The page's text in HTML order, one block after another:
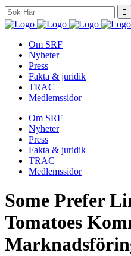
Search
for:
Om SRF
Nyheter
Press
Fakta & juridik
TRAC
Medlemssidor
Om SRF
Nyheter
Press
Fakta & juridik
TRAC
Medlemssidor
Some Prefer
Tomatoes